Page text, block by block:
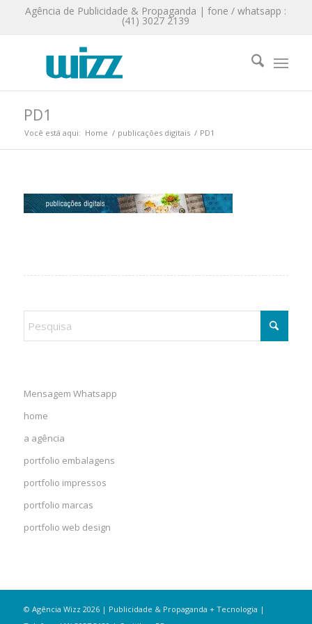
Agência de Publicidade & Propaganda | fone / whatsapp :
(41) 3027 2139
PD1
Você está aqui: Home / publicações digitais / PD1
Mensagem Whatsapp
home
a agência
portfolio embalagens
portfolio impressos
portfolio marcas
portfolio web design
© Agência Wizz 2026 | Publicidade & Propaganda + Tecnologia |